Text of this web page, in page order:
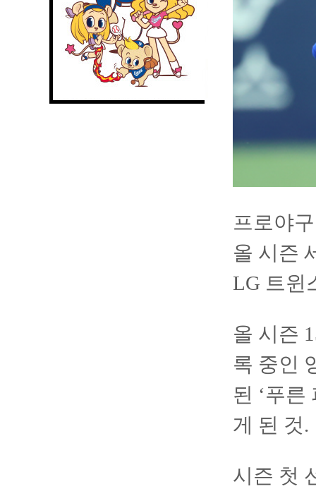
프로야
올 시즌
LG 트
올 시즌
록 중인
된 ‘푸른
게 된
시즌 첫